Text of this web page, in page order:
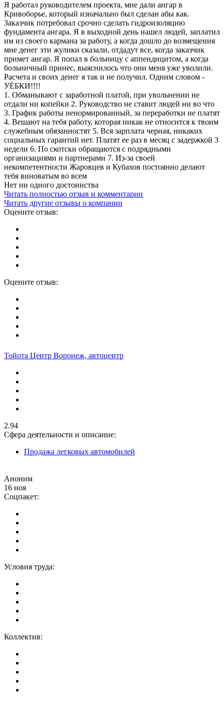
Я работал руководителем проекта, мне дали ангар в
Кривоборье, который изначально был сделан абы как.
Заказчик потребовал срочно сделать гидроизоляцию
фундамента ангара. Я в выходной день нашел людей, заплатил
им из своего кармана за работу, а когда дошло до возмещения
мне денег эти жулики сказали, отдадут все, когда заказчик
примет ангар. Я попал в больницу с аппендицитом, а когда
больничный принес, выяснилось что они меня уже уволили.
Расчета и своих денег я так и не получил. Одним словом -
УЁБКИ!!!!
1. Обманывают с заработной платой, при увольнении не
отдали ни копейки 2. Руководство не ставит людей ни во что
3. График работы ненормированный, за переработки не платят
4. Вешают на тебя работу, которая никак не относится к твоим
служебным обязанностят 5. Вся зарплата черная, никаких
социальных гарантий нет. Платят ее раз в месяц с задержкой 3
недели 6. По скотски обращаются с подрядными
организациями и партнерами 7. Из-за своей
некомпетентности Жаровцев и Кубахов постоянно делают
тебя виноватым во всем
Нет ни одного достоинства
Читать полностью отзыв и комментарии
Читать другие отзывы о компании
Оцените отзыв:
Оцените отзыв:
Тойота Центр Воронеж, автоцентр
2.94
Сфера деятельности и описание:
Продажа легковых автомобилей
Аноним
16 ноя
Соцпакет:
Условия труда:
Коллектив: